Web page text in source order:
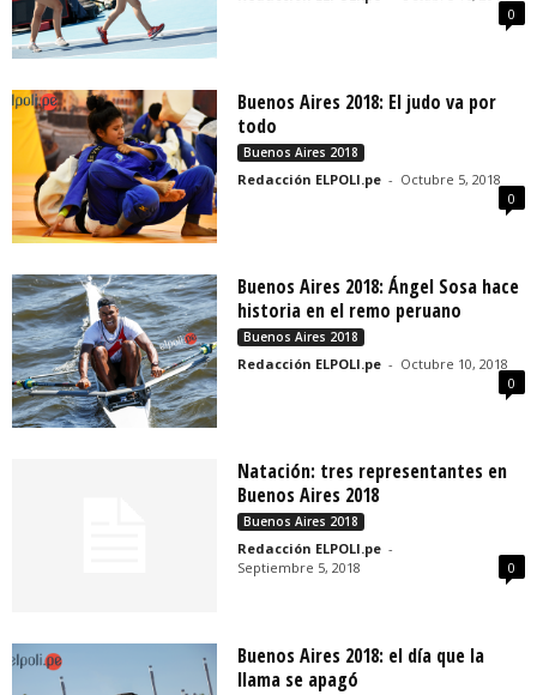
0
Buenos Aires 2018: El judo va por
todo
Buenos Aires 2018
Redacción ELPOLI.pe - Octubre 5, 2018
0
Buenos Aires 2018: Ángel Sosa hace
historia en el remo peruano
Buenos Aires 2018
Redacción ELPOLI.pe - Octubre 10, 2018
0
Natación: tres representantes en
Buenos Aires 2018
Buenos Aires 2018
Redacción ELPOLI.pe -
Septiembre 5, 2018
0
Buenos Aires 2018: el día que la
llama se apagó